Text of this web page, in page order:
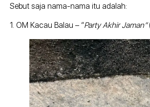
Sebut saja nama-nama itu adalah:
1. OM Kacau Balau – “Party Akhir Jaman”